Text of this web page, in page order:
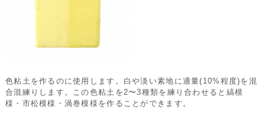
色粘土を作るのに使用します。白や淡い素地に適量(10%程度)を混
合混練りします。この色粘土を2〜3種類を練り合わせると縞模
様・市松模様・渦巻模様を作ることができます。